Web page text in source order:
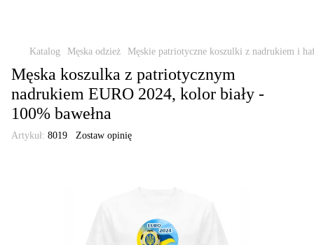
Katalog Męska odzież Męskie patriotyczne koszulki z nadrukiem i
Męska koszulka z patriotycznym
nadrukiem EURO 2024, kolor biały -
100% bawełna
Artykuł: 8019 Zostaw opinię